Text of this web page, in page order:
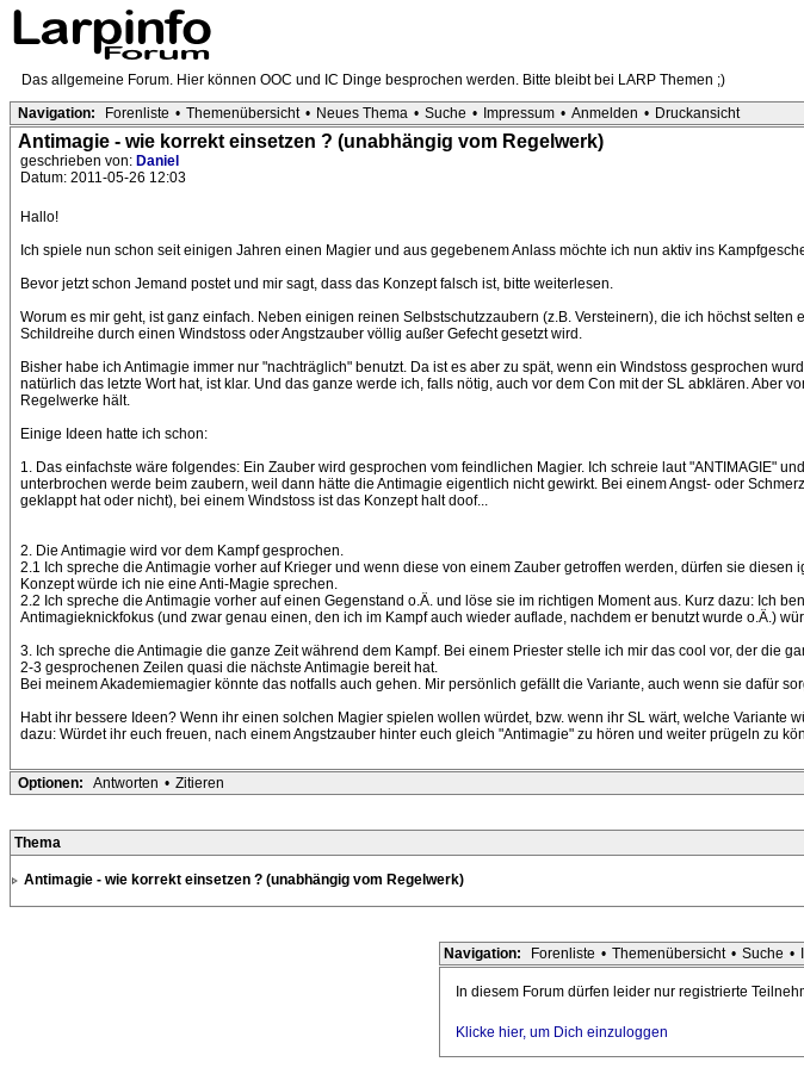
Das allgemeine Forum. Hier können OOC und IC Dinge besprochen werden. Bitte bleibt bei LARP Themen ;)
Navigation:
Forenliste • Themenübersicht • Neues Thema • Suche • Impressum • Anmelden • Druckansicht
Antimagie - wie korrekt einsetzen ? (unabhängig vom Regelwerk)
geschrieben von: Daniel
Datum: 2011-05-26 12:03
Hallo!
Ich spiele nun schon seit einigen Jahren einen Magier und aus gegebenem Anlass möchte ich nun aktiv ins
Bevor jetzt schon Jemand postet und mir sagt, dass das Konzept falsch ist, bitte weiterlesen.
Worum es mir geht, ist ganz einfach. Neben einigen reinen Selbstschutzzaubern (z.B. Versteinern), die ich höchst
Schildreihe durch einen Windstoss oder Angstzauber völlig außer Gefecht gesetzt wird.
Bisher habe ich Antimagie immer nur "nachträglich" benutzt. Da ist es aber zu spät, wenn ein Windstoss gesprochen
natürlich das letzte Wort hat, ist klar. Und das ganze werde ich, falls nötig, auch vor dem Con mit der SL abklären.
Regelwerke hält.
Einige Ideen hatte ich schon:
1. Das einfachste wäre folgendes: Ein Zauber wird gesprochen vom feindlichen Magier. Ich schreie laut "ANTIMAGIE"
unterbrochen werde beim zaubern, weil dann hätte die Antimagie eigentlich nicht gewirkt. Bei einem Angst- oder
geklappt hat oder nicht), bei einem Windstoss ist das Konzept halt doof...
2. Die Antimagie wird vor dem Kampf gesprochen.
2.1 Ich spreche die Antimagie vorher auf Krieger und wenn diese von einem Zauber getroffen werden, dürfen sie
Konzept würde ich nie eine Anti-Magie sprechen.
2.2 Ich spreche die Antimagie vorher auf einen Gegenstand o.Ä. und löse sie im richtigen Moment aus. Kurz dazu: Ich
Antimagieknickfokus (und zwar genau einen, den ich im Kampf auch wieder auflade, nachdem er benutzt wurde o.Ä.)
3. Ich spreche die Antimagie die ganze Zeit während dem Kampf. Bei einem Priester stelle ich mir das cool vor, der die
2-3 gesprochenen Zeilen quasi die nächste Antimagie bereit hat.
Bei meinem Akademiemagier könnte das notfalls auch gehen. Mir persönlich gefällt die Variante, auch wenn sie dafür
Habt ihr bessere Ideen? Wenn ihr einen solchen Magier spielen wollen würdet, bzw. wenn ihr SL wärt, welche
dazu: Würdet ihr euch freuen, nach einem Angstzauber hinter euch gleich "Antimagie" zu hören und weiter prügeln zu
Optionen: Antworten • Zitieren
Thema
Antimagie - wie korrekt einsetzen ? (unabhängig vom Regelwerk)
Navigation: Forenliste • Themenübersicht • Suche •
In diesem Forum dürfen leider nur registrierte
Klicke hier, um Dich einzuloggen